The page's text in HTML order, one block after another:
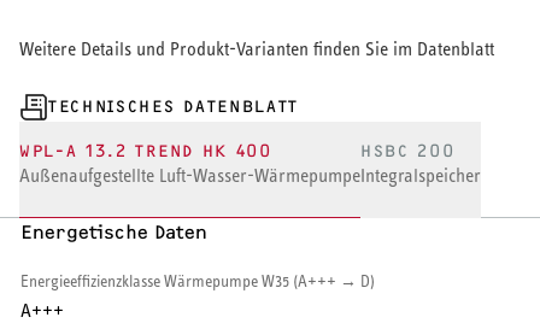
HEIZEN UND KÜHLEN
Wärmepumpe
Puffer- und Trinkwarmwasserspeicher
Weitere Details und Produkt-Varianten finden Sie im Datenblatt
TECHNISCHES DATENBLATT
WPL-A 13.2 TREND HK 400
Außenaufgestellte Luft-Wasser-Wärmepumpe
HSBC 200
Integralspeicher
Energetische Daten
Energieeffizienzklasse Wärmepumpe W35 (A+++ → D)
A+++